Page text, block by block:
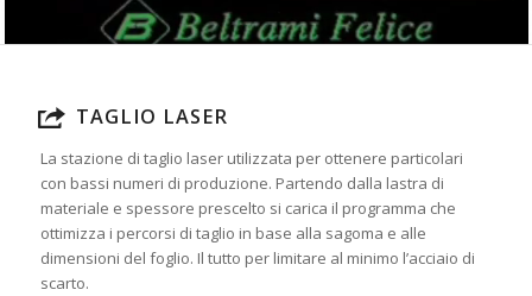
TAGLIO LASER
La stazione di taglio laser utilizzata per ottenere particolari
con bassi numeri di produzione. Partendo dalla lastra di
materiale e spessore prescelto si carica il programma che
ottimizza i percorsi di taglio in base alla sagoma e alle
dimensioni del foglio. Il tutto per limitare al minimo l’acciaio di
scarto.